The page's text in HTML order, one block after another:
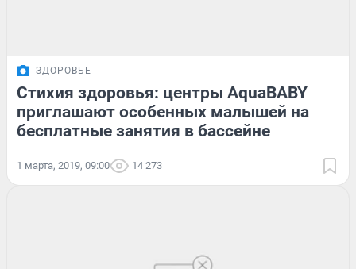
ЗДОРОВЬЕ
Стихия здоровья: центры AquaBABY
приглашают особенных малышей на
бесплатные занятия в бассейне
1 марта, 2019, 09:00 14 273